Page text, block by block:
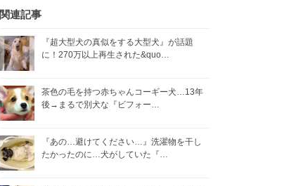
関連記事
『超大型犬の真似をする大型犬』が話題
に！270万以上再生された&quo…
茶色の毛を持つ赤ちゃんコーギー犬…13年
後→まるで別犬な『ビフォー…
『あの…避けてください…』洗濯物を干し
たかったのに…犬がしていた『…